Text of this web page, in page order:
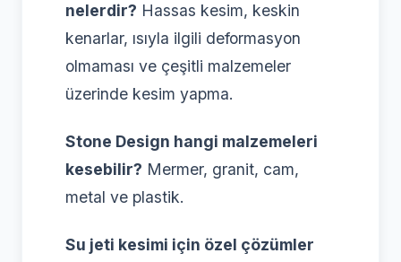
nelerdir? Hassas kesim, keskin
kenarlar, ısıyla ilgili deformasyon
olmaması ve çeşitli malzemeler
üzerinde kesim yapma.
Stone Design hangi malzemeleri
kesebilir? Mermer, granit, cam,
metal ve plastik.
Su jeti kesimi için özel çözümler